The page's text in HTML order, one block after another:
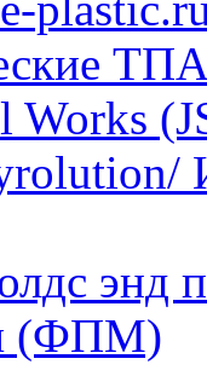
Works
энд
(ФПМ)